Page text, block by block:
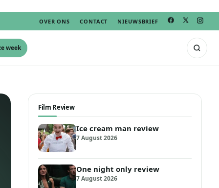
OVER ONS CONTACT NIEUWSBRIEF
week
Film Review
Ice cream man review
7 August 2026
One night only review
7 August 2026